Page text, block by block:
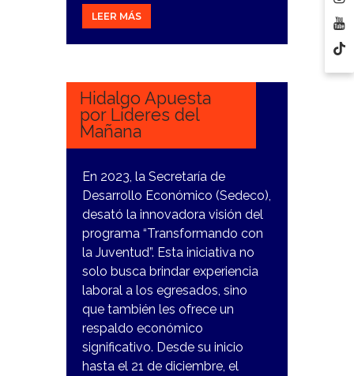
LEER MÁS
9
Hidalgo Apuesta
por Líderes del
Mañana
En 2023, la Secretaría de
Desarrollo Económico (Sedeco),
desató la innovadora visión del
programa “Transformando con
la Juventud”. Esta iniciativa no
solo busca brindar experiencia
laboral a los egresados, sino
que también les ofrece un
respaldo económico
significativo. Desde su inicio
hasta el 21 de diciembre, el